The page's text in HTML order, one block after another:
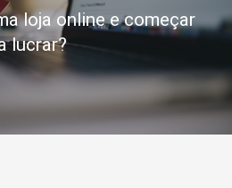
loja online e começar
lucrar?